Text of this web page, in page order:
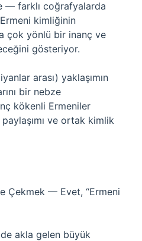
— farklı coğrafyalarda
kimliğinin
çok yönlü bir inanç ve
gösteriyor.
arası) yaklaşımın
bir nebze
kökenli Ermeniler
ve ortak kimlik
Çekmek — Evet, “Ermeni
akla gelen büyük